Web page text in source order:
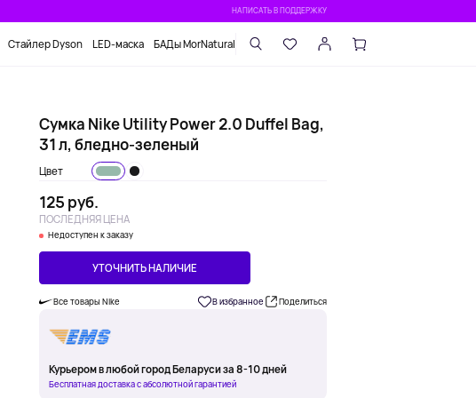
НАПИСАТЬ В ПОДДЕРЖКУ
Стайлер Dyson LED-маска БАДы MorNatural
Сумка Nike Utility Power 2.0 Duffel Bag,
31 л, бледно-зеленый
Цвет
125 руб.
ПОСЛЕДНЯЯ ЦЕНА
Недоступен к заказу
УТОЧНИТЬ НАЛИЧИЕ
Все товары Nike В избранное Поделиться
Курьером в любой город Беларуси за 8-10 дней
Бесплатная доставка с абсолютной гарантией